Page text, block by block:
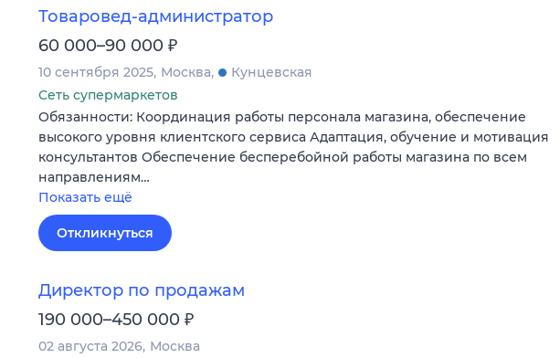
Товаровед-администратор
60 000–90 000 ₽
10 сентября 2025 Москва
Кунцевская
Сеть супермаркетов
Обязанности: Координация работы персонала магазина, обеспечение
высокого уровня клиентского сервиса Адаптация, обучение и мотивация
консультантов Обеспечение бесперебойной работы магазина по всем
направлениям…
Показать ещё
Откликнуться
Директор по продажам
190 000–450 000 ₽
02 августа 2026 Москва